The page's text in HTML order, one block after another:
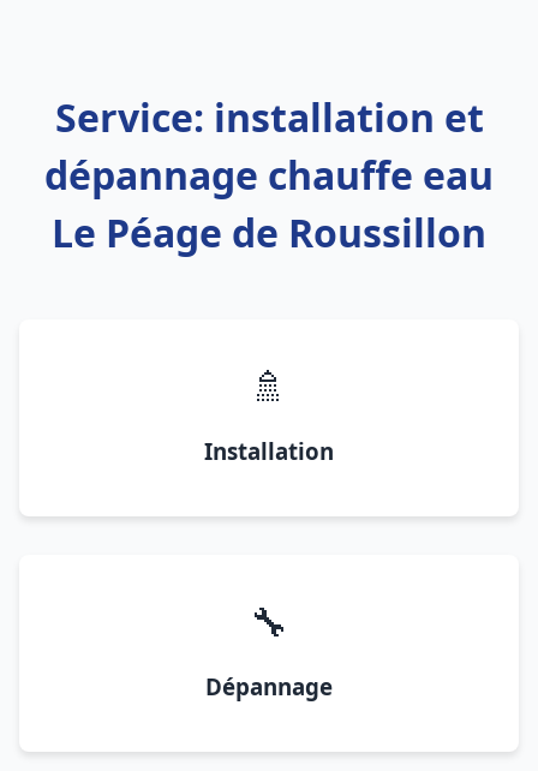
Service: installation et
dépannage chauffe eau
Le Péage de Roussillon
🚿
Installation
🔧
Dépannage